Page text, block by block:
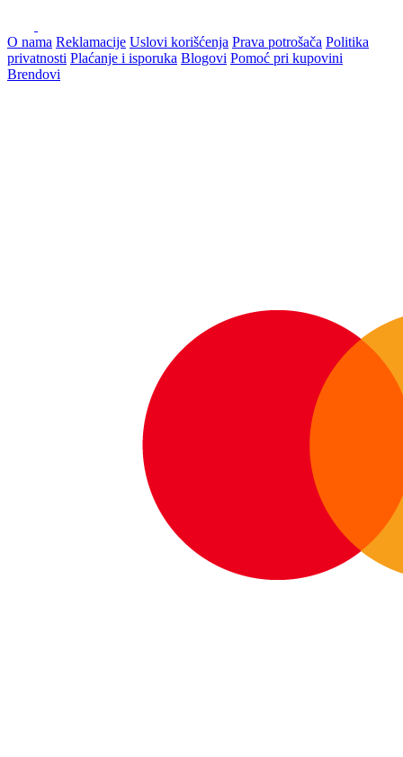
O nama Reklamacije Uslovi korišćenja Prava potrošača Politika
privatnosti Plaćanje i isporuka Blogovi Pomoć pri kupovini
Brendovi